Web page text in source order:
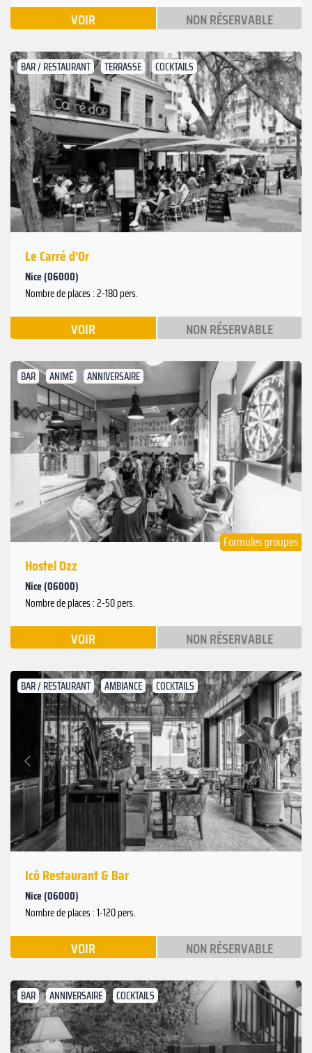
VOIR NON RÉSERVABLE
BAR / RESTAURANT TERRASSE COCKTAILS
Précédent
Suivant
Le Carré d'Or
Nice (06000)
Nombre de places : 2-180 pers.
VOIR NON RÉSERVABLE
BAR ANIMÉ ANNIVERSAIRE
Précédent
Suivant
Formules groupes
Hostel Ozz
Nice (06000)
Nombre de places : 2-50 pers.
VOIR NON RÉSERVABLE
BAR / RESTAURANT AMBIANCE COCKTAILS
Précédent
Suivant
Icô Restaurant & Bar
Nice (06000)
Nombre de places : 1-120 pers.
VOIR NON RÉSERVABLE
BAR ANNIVERSAIRE COCKTAILS